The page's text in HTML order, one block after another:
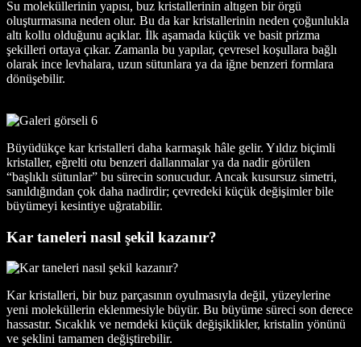
Su moleküllerinin yapısı, buz kristallerinin altıgen bir örgü
oluşturmasına neden olur. Bu da kar kristallerinin neden çoğunlukla
altı kollu olduğunu açıklar. İlk aşamada küçük ve basit prizma
şekilleri ortaya çıkar. Zamanla bu yapılar, çevresel koşullara bağlı
olarak ince levhalara, uzun sütunlara ya da iğne benzeri formlara
dönüşebilir.
Büyüdükçe kar kristalleri daha karmaşık hâle gelir. Yıldız biçimli
kristaller, eğrelti otu benzeri dallanmalar ya da nadir görülen
“başlıklı sütunlar” bu sürecin sonucudur. Ancak kusursuz simetri,
sanıldığından çok daha nadirdir; çevredeki küçük değişimler bile
büyümeyi kesintiye uğratabilir.
Kar taneleri nasıl şekil kazanır?
Kar kristalleri, bir buz parçasının oyulmasıyla değil, yüzeylerine
yeni moleküllerin eklenmesiyle büyür. Bu büyüme süreci son derece
hassastır. Sıcaklık ve nemdeki küçük değişiklikler, kristalin yönünü
ve şeklini tamamen değiştirebilir.